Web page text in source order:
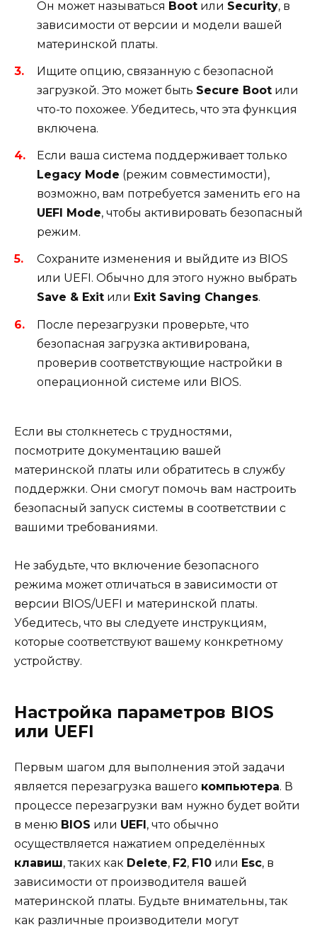
Он может называться Boot или Security, в
зависимости от версии и модели вашей
материнской платы.
Ищите опцию, связанную с безопасной
загрузкой. Это может быть Secure Boot или
что-то похожее. Убедитесь, что эта функция
включена.
Если ваша система поддерживает только
Legacy Mode (режим совместимости),
возможно, вам потребуется заменить его на
UEFI Mode, чтобы активировать безопасный
режим.
Сохраните изменения и выйдите из BIOS
или UEFI. Обычно для этого нужно выбрать
Save & Exit или Exit Saving Changes.
После перезагрузки проверьте, что
безопасная загрузка активирована,
проверив соответствующие настройки в
операционной системе или BIOS.
Если вы столкнетесь с трудностями,
посмотрите документацию вашей
материнской платы или обратитесь в службу
поддержки. Они смогут помочь вам настроить
безопасный запуск системы в соответствии с
вашими требованиями.
Не забудьте, что включение безопасного
режима может отличаться в зависимости от
версии BIOS/UEFI и материнской платы.
Убедитесь, что вы следуете инструкциям,
которые соответствуют вашему конкретному
устройству.
Настройка параметров BIOS
или UEFI
Первым шагом для выполнения этой задачи
является перезагрузка вашего компьютера. В
процессе перезагрузки вам нужно будет войти
в меню BIOS или UEFI, что обычно
осуществляется нажатием определённых
клавиш, таких как Delete, F2, F10 или Esc, в
зависимости от производителя вашей
материнской платы. Будьте внимательны, так
как различные производители могут